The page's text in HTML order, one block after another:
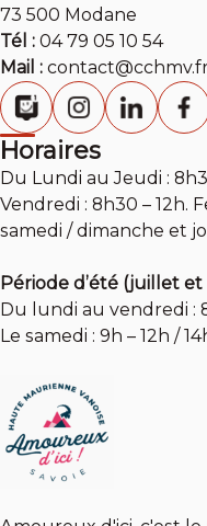
73 500 Modane
Tél : 04 79 05 10 54
Mail :
Horaires
Du Lundi au Jeudi :
Vendredi : 8h30 – 12h.
samedi / dimanche et
Période d’été (juillet
Du lundi au vendredi :
Le samedi : 9h – 12h /